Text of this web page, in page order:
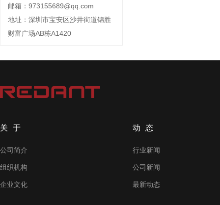
邮箱：973155689@qq.com
地址：深圳市宝安区沙井街道锦胜
财富广场AB栋A1420
关于
公司简介
组织机构
企业文化
动态
行业新闻
公司新闻
最新动态